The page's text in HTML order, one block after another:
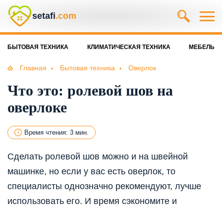
setafi.com
БЫТОВАЯ ТЕХНИКА КЛИМАТИЧЕСКАЯ ТЕХНИКА МЕБЕЛЬ
Главная Бытовая техника Оверлок
Что это: ролевой шов на
оверлоке
Время чтения: 3 мин.
Сделать ролевой шов можно и на швейной
машинке, но если у вас есть оверлок, то
специалисты однозначно рекомендуют, лучше
использовать его. И время сэкономите и